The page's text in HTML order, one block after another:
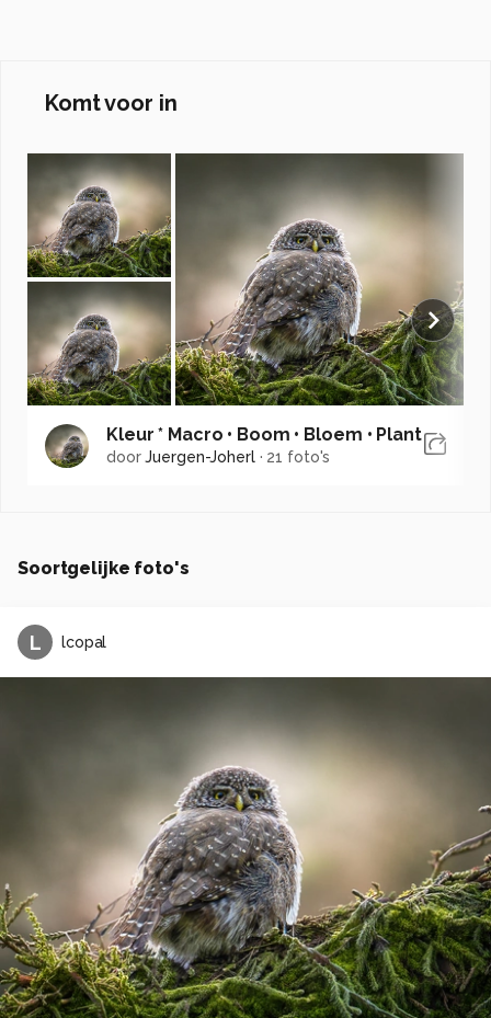
Komt voor in
Kleur * Macro • Boom • Bloem • Plant
doorJuergen-Joherl· 21 foto's
Soortgelijke foto's
L lcopal